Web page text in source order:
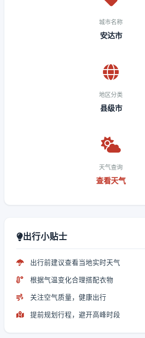
城市名称
安达市
地区分类
县级市
天气查询
查看天气
出行小贴士
出行前建议查看当地实时天气
根据气温变化合理搭配衣物
关注空气质量，健康出行
提前规划行程，避开高峰时段